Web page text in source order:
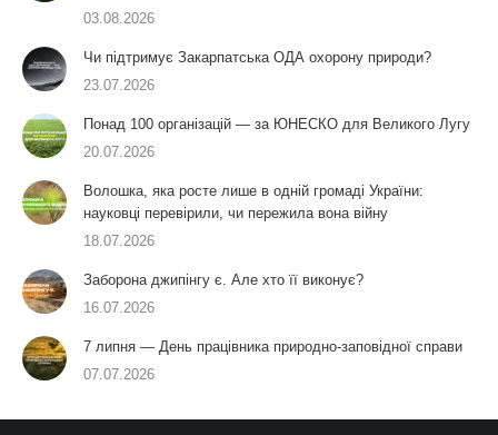
03.08.2026
Чи підтримує Закарпатська ОДА охорону природи?
23.07.2026
Понад 100 організацій — за ЮНЕСКО для Великого Лугу
20.07.2026
Волошка, яка росте лише в одній громаді України:
науковці перевірили, чи пережила вона війну
18.07.2026
Заборона джипінгу є. Але хто її виконує?
16.07.2026
7 липня — День працівника природно-заповідної справи
07.07.2026